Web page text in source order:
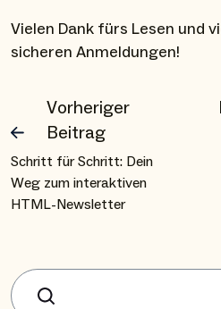
Vielen Dank fürs Lesen und
sicheren Anmeldungen!
Vorheriger
Beitrag
Schritt für Schritt: Dein
Weg zum interaktiven
HTML-Newsletter
Suchen